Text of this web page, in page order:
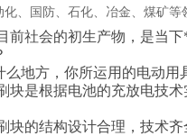
化、国防、石化、冶金、煤矿等
前社会的初生产物，是当
地方，你所运用的电动用
是根据电池的充放电技术
的结构设计合理，技术齐